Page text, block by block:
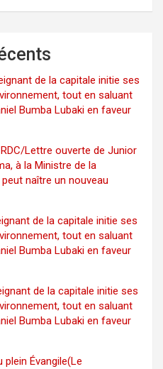
de la capitale initie ses
tout en saluant
Bumba Lubaki en faveur
RDC/Lettre ouverte de Junior
à la Ministre de la
naître un nouveau
de la capitale initie ses
tout en saluant
Bumba Lubaki en faveur
de la capitale initie ses
tout en saluant
Bumba Lubaki en faveur
plein Évangile(Le